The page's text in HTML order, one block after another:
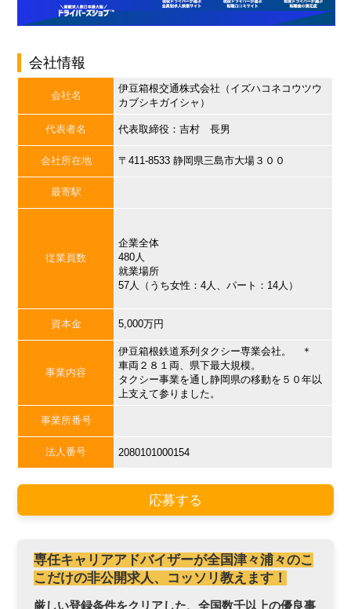
会社情報
会社名
伊豆箱根交通株式会社（イズハコネコウツウ
カブシキガイシャ）
代表者名 代表取締役：吉村 長男
会社所在地 〒411-8533 静岡県三島市大場３００
最寄駅
従業員数
企業全体
480人
就業場所
57人（うち女性：4人、パート：14人）
資本金 5,000万円
事業内容
伊豆箱根鉄道系列タクシー専業会社。 ＊
車両２８１両、県下最大規模。
タクシー事業を通し静岡県の移動を５０年以
上支えて参りました。
事業所番号
法人番号 2080101000154
応募する
専任キャリアアドバイザーが全国津々浦々のこ
こだけの非公開求人、コッソリ教えます！
厳しい登録条件をクリアした、全国数千以上の優良事